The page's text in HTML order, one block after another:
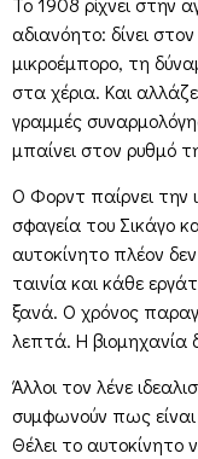
αδιανόητο: δίνει
μικροέμπορο, τη
στα χέρια. Και
γραμμές
μπαίνει στον ρυθμό
Ο Φορντ παίρνει
σφαγεία του Σικάγο
αυτοκίνητο πλέον
ταινία και κάθε
ξανά. Ο χρόνος
λεπτά. Η βιομηχανία
Άλλοι τον λένε
συμφωνούν πως
Θέλει το αυτοκίνητο